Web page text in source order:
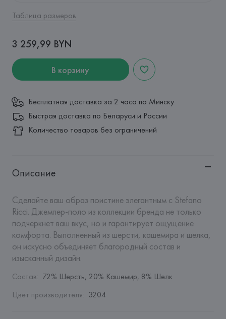
Таблица размеров
3 259,99 BYN
В корзину
Бесплатная доставка за 2 часа по Минску
Быстрая доставка по Беларуси и России
Количество товаров без ограничений
Описание
Сделайте ваш образ поистине элегантным с Stefano
Ricci. Джемпер-поло из коллекции бренда не только
подчеркнет ваш вкус, но и гарантирует ощущение
комфорта. Выполненный из шерсти, кашемира и шелка,
он искусно объединяет благородный состав и
изысканный дизайн.
Состав: 72% Шерсть, 20% Кашемир, 8% Шелк
Цвет производителя: 3204